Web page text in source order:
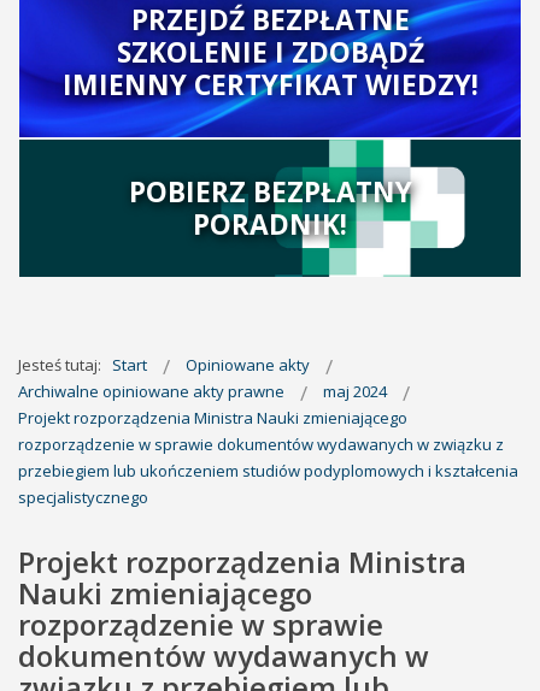
PRZEJDŹ BEZPŁATNE
SZKOLENIE I ZDOBĄDŹ
IMIENNY CERTYFIKAT WIEDZY!
POBIERZ BEZPŁATNY
PORADNIK!
Jesteś tutaj: Start
Opiniowane akty
Archiwalne opiniowane akty prawne
maj 2024
Projekt rozporządzenia Ministra Nauki zmieniającego
rozporządzenie w sprawie dokumentów wydawanych w związku z
przebiegiem lub ukończeniem studiów podyplomowych i kształcenia
specjalistycznego
Projekt rozporządzenia Ministra
Nauki zmieniającego
rozporządzenie w sprawie
dokumentów wydawanych w